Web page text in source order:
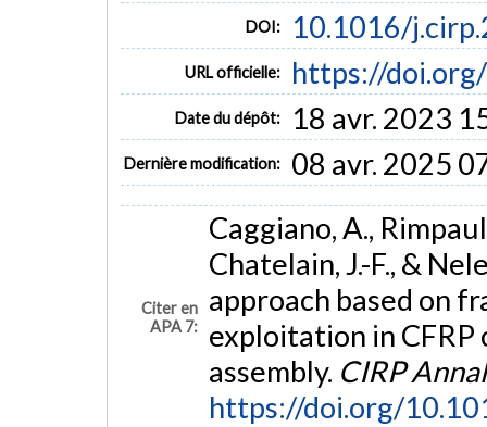
DOI: 10.1016/
URL officielle: https://
Date du dépôt: 18 avr. 2023
Dernière modification: 08 avr. 2025
Citer en
APA 7:
Caggiano, A.,
Chatelain, J.-F., &
approach based on
exploitation in
assembly. CIRP
https://doi.org/